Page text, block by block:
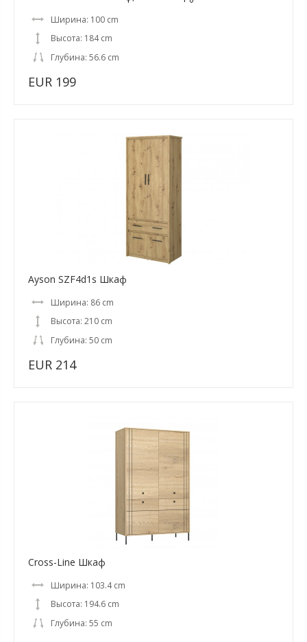
Ширина: 100 cm
Высота: 184 cm
Глубина: 56.6 cm
EUR 199
Ayson SZF4d1s Шкаф
Ширина: 86 cm
Высота: 210 cm
Глубина: 50 cm
EUR 214
Cross-Line Шкаф
Ширина: 103.4 cm
Высота: 194.6 cm
Глубина: 55 cm